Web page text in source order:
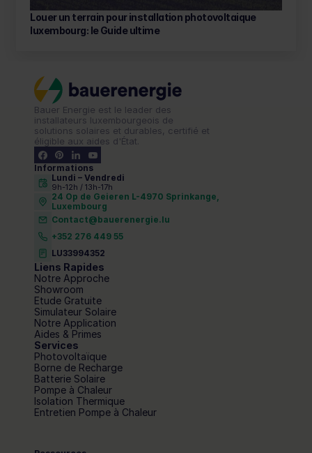
Louer un terrain pour installation photovoltaique
luxembourg: le Guide ultime
Bauer Energie est le leader des
installateurs luxembourgeois de
solutions solaires et durables, certifié et
éligible aux aides d'État.
Informations
Lundi – Vendredi
9h-12h / 13h-17h
24 Op de Geieren L-4970 Sprinkange,
Luxembourg
Contact@bauerenergie.lu
+352 276 449 55
LU33994352
Liens Rapides
Notre Approche
Showroom
Etude Gratuite
Simulateur Solaire
Notre Application
Aides & Primes
Services
Photovoltaïque
Borne de Recharge
Batterie Solaire
Pompe à Chaleur
Isolation Thermique
Entretien Pompe à Chaleur